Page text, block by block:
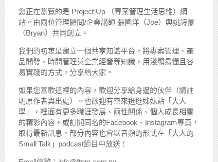
您正在瀏覽的是 Project Up （專案管理生活思維）網
站。由兩位管理顧問/企業講師 張國洋（Joe）與姚詩豪
（Bryan）共同創立。
我們的初衷是建立一個共享知識平台，將專案管理、產
品開發、時間管理與企業經營等知識，用淺顯易懂且容
易實踐的方式，分享給大家。
如果您喜歡這裡的內容，歡迎分享給身邊的伙伴（請註
明原作者與出處）。也歡迎有空來逛逛姊妹站「大人
學」，裡面有更多職涯發展、兩性關係、個人成長相關
的精彩內容。或訂閱同名的Facebook、Instagram專頁，
取得最新訊息。部分內容也會以音頻的形式在「大人的
Small Talk」podcast節目中放送！